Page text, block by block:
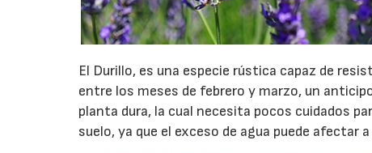
El Durillo, es una especie rústica capaz de
entre los meses de febrero y marzo, un
planta dura, la cual necesita pocos cuidados
suelo, ya que el exceso de agua puede afectar